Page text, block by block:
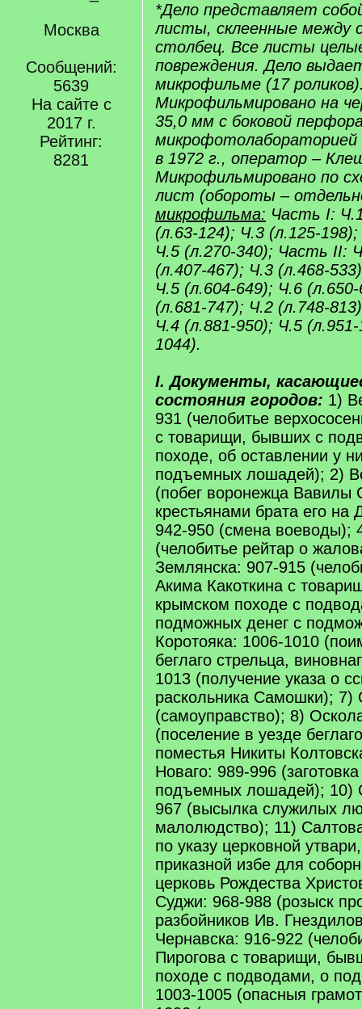
Москва
Сообщений:
5639
На сайте с
2017 г.
Рейтинг:
8281
*Дело представляет
листы, склеенные между
столбец. Все листы
повреждения. Дело
микрофильме (17
Микрофильмировано на
35,0 мм с боковой
в 1972 г., оператор –
Микрофильмировано по
лист (обороты –
микрофильма: Часть I:
(л.63-124); Ч.3 (л.125-
Ч.5 (л.270-340); Часть II:
(л.407-467); Ч.3 (л.468-
Ч.5 (л.604-649); Ч.6
(л.681-747); Ч.2 (л.748-
Ч.4 (л.881-950); Ч.5
1044).
I. Документы,
состояния городов: 1)
931 (челобитье
с товарищи, бывших с
походе, об оставлении у
подъемных лошадей); 2)
(побег воронежца Вавилы
крестьянами брата его на
942-950 (смена воеводы);
(челобитье рейтар о
Землянска: 907-915
Акима Какоткина с
крымском походе с
подможных денег с
Коротояка: 1006-1010
беглаго стрельца,
1013 (получение указа о
раскольника Самошки); 7)
(самоуправство); 8)
(поселение в уезде
поместья Никиты
Новаго: 989-996
подъемных лошадей); 10)
967 (высылка служилых
малолюдство); 11)
по указу церковной
приказной избе для
церковь Рождества
Суджи: 968-988 (розыск
разбойников Ив.
Чернавска: 916-922
Пирогова с товарищи,
походе с подводами, о
1003-1005 (опасныя